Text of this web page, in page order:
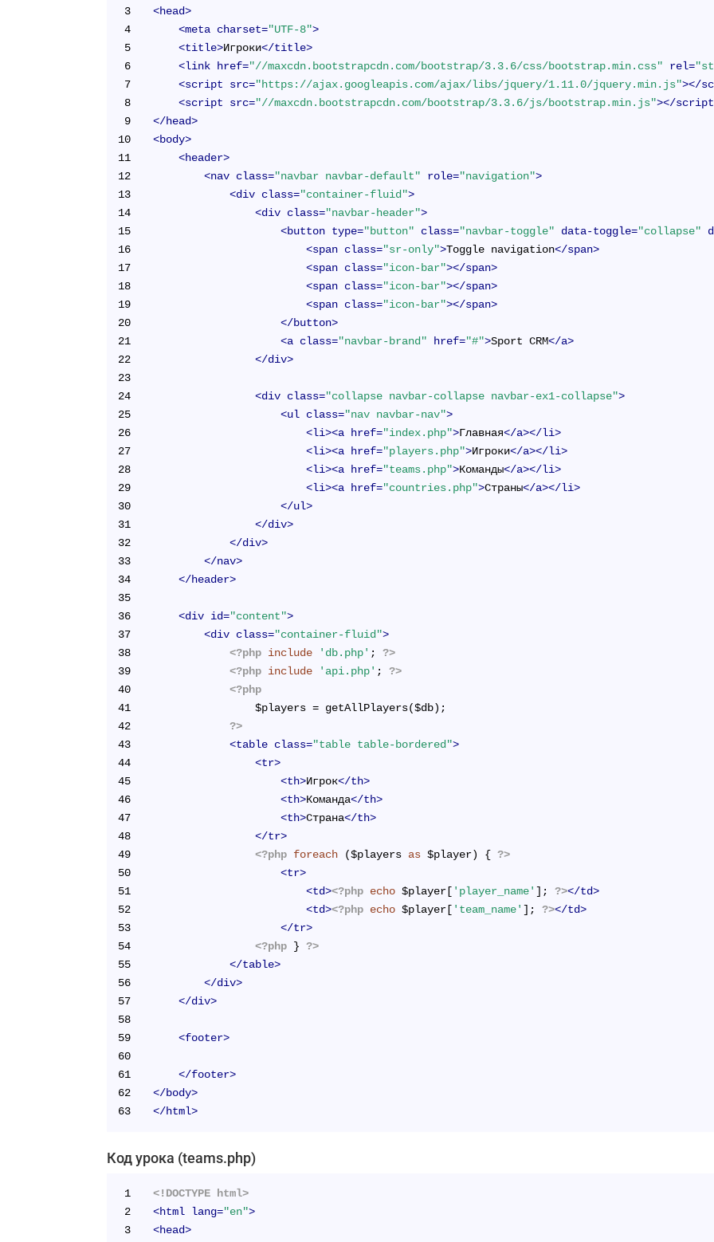
3
<head>
4
<meta charset="UTF-8">
5
<title>Игроки</title>
6
<link href="//maxcdn.bootstrapcdn.com/bootstrap/3.3.6/css/bootstrap.min.css" rel=
7
<script src="https://ajax.googleapis.com/ajax/libs/jquery/1.11.0/jquery.min.js"></
8
<script src="//maxcdn.bootstrapcdn.com/bootstrap/3.3.6/js/bootstrap.min.js"></script
9
</head>
10
<body>
11
<header>
12
<nav class="navbar navbar-default" role="navigation">
13
<div class="container-fluid">
14
<div class="navbar-header">
15
<button type="button" class="navbar-toggle" data-toggle="collapse"
16
<span class="sr-only">Toggle navigation</span>
17
<span class="icon-bar"></span>
18
<span class="icon-bar"></span>
19
<span class="icon-bar"></span>
20
</button>
21
<a class="navbar-brand" href="#">Sport CRM</a>
22
</div>
23
24
<div class="collapse navbar-collapse navbar-ex1-collapse">
25
<ul class="nav navbar-nav">
26
<li><a href="index.php">Главная</a></li>
27
<li><a href="players.php">Игроки</a></li>
28
<li><a href="teams.php">Команды</a></li>
29
<li><a href="countries.php">Страны</a></li>
30
</ul>
31
</div>
32
</div>
33
</nav>
34
</header>
35
36
<div id="content">
37
<div class="container-fluid">
38
<?php include 'db.php' ; ?>
39
<?php include 'api.php' ; ?>
40
<?php
41
				$players = getAllPlayers($db);
42
?>
43
<table class="table table-bordered">
44
<tr>
45
<th>Игрок</th>
46
<th>Команда</th>
47
<th>Страна</th>
48
</tr>
49
<?php foreach ($players as $player) { ?>
50
<tr>
51
<td><?php echo $player[ 'player_name' ]; ?></td>
52
<td><?php echo $player[ 'team_name' ]; ?></td>
53
</tr>
54
<?php } ?>
55
</table>
56
</div>
57
</div>
58
59
<footer>
60
61
</footer>
62
</body>
63
</html>
Код урока (teams.php)
1
<!DOCTYPE html>
2
<html lang="en">
3
<head>